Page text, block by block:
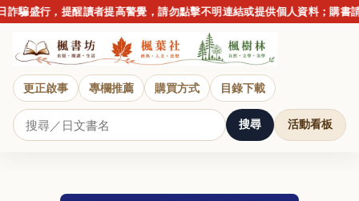
盛行，提醒讀者提高警覺，請勿點擊不明連結或提供個人資料；購書請
更正啟事 專欄推薦 購買方式 目錄下載
搜尋 活動看板